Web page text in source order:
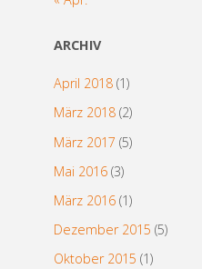
ARCHIV
April 2018(1)
März 2018(2)
März 2017 (5)
Mai 2016(3)
März 2016(1)
Dezember 2015 (5)
Oktober 2015 (1)